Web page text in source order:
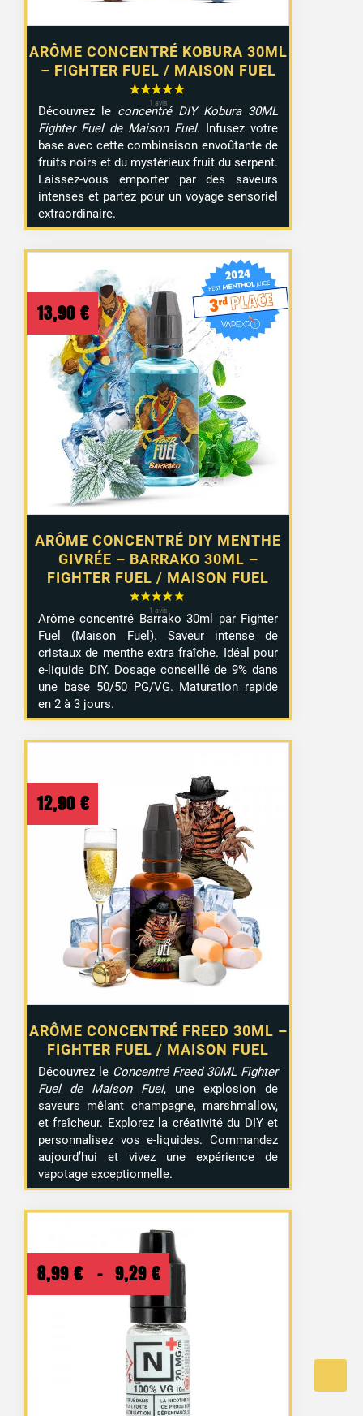
2 avis
21 avis
ARÔME CONCENTRÉ KOBURA 30ML
– FIGHTER FUEL / MAISON FUEL
Découvrez le concentré DIY Kobura 30ML
Fighter Fuel de Maison Fuel. Infusez votre
base avec cette combinaison envoûtante de
fruits noirs et du mystérieux fruit du serpent.
Laissez-vous emporter par des saveurs
intenses et partez pour un voyage sensoriel
extraordinaire.
ARÔME CONCENTRÉ DIY MENTHE
GIVRÉE – BARRAKO 30ML –
FIGHTER FUEL / MAISON FUEL
13,90 €
Arôme concentré Barrako 30ml par Fighter
Fuel (Maison Fuel). Saveur intense de
cristaux de menthe extra fraîche. Idéal pour
e-liquide DIY. Dosage conseillé de 9% dans
une base 50/50 PG/VG. Maturation rapide
en 2 à 3 jours.
ARÔME CONCENTRÉ FREED 30ML –
FIGHTER FUEL / MAISON FUEL
12,90 €
Découvrez le Concentré Freed 30ML Fighter
Fuel de Maison Fuel, une explosion de
saveurs mêlant champagne, marshmallow,
et fraîcheur. Explorez la créativité du DIY et
personnalisez vos e-liquides. Commandez
aujourd’hui et vivez une expérience de
vapotage exceptionnelle.
8,99 € – 9,29 € Plage
de
prix :
8,99 €
à